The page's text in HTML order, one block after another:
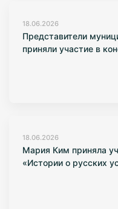
18.06.2026
Представители
приняли участие в
18.06.2026
Мария Ким приняла
«Истории о русских